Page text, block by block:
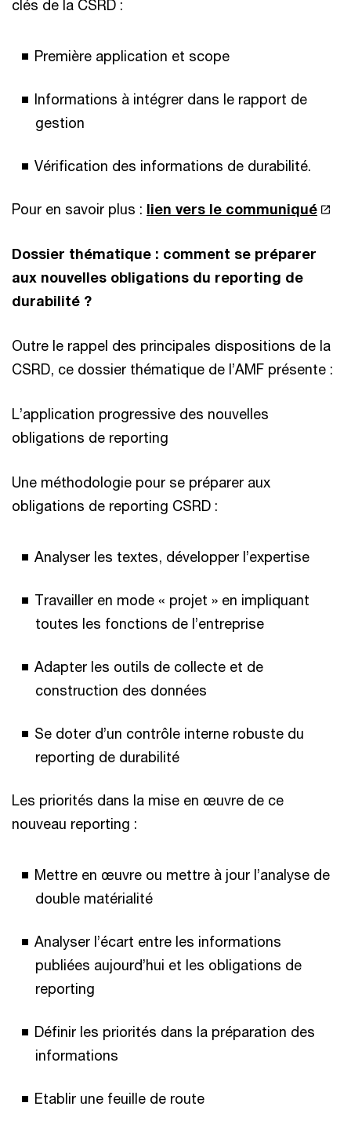
clés de la CSRD :
Première application et scope
Informations à intégrer dans le rapport de
gestion
Vérification des informations de durabilité.
Pour en savoir plus : lien vers le communiqué
Dossier thématique : comment se préparer
aux nouvelles obligations du reporting de
durabilité ?
Outre le rappel des principales dispositions de la
CSRD, ce dossier thématique de l’AMF présente :
L’application progressive des nouvelles
obligations de reporting
Une méthodologie pour se préparer aux
obligations de reporting CSRD :
Analyser les textes, développer l’expertise
Travailler en mode « projet » en impliquant
toutes les fonctions de l’entreprise
Adapter les outils de collecte et de
construction des données
Se doter d’un contrôle interne robuste du
reporting de durabilité
Les priorités dans la mise en œuvre de ce
nouveau reporting :
Mettre en œuvre ou mettre à jour l’analyse de
double matérialité
Analyser l’écart entre les informations
publiées aujourd’hui et les obligations de
reporting
Définir les priorités dans la préparation des
informations
Etablir une feuille de route